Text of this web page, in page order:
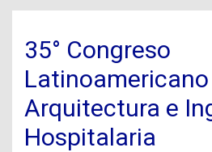
35° Congreso
Arquitectura e
Hospitalaria